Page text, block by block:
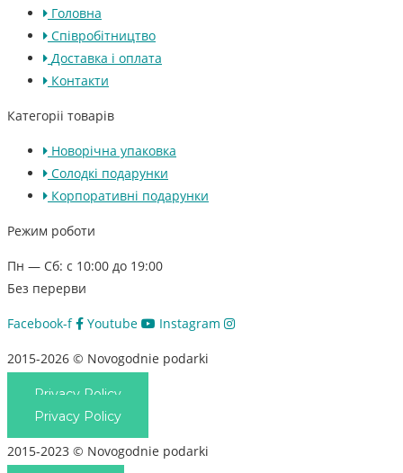
Головна
Співробітництво
Доставка і оплата
Контакти
Категоріі товарів
Новорічна упаковка
Солодкі подарунки
Корпоративні подарунки
Режим роботи
Пн — Сб: с 10:00 до 19:00
Без перерви
Facebook-f Youtube Instagram
2015-2026 © Novogodnie podarki
Privacy Policy
Privacy Policy
2015-2023 © Novogodnie podarki